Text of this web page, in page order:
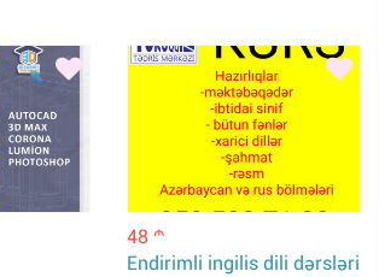
48 m
Endirimli ingilis dili dərsləri